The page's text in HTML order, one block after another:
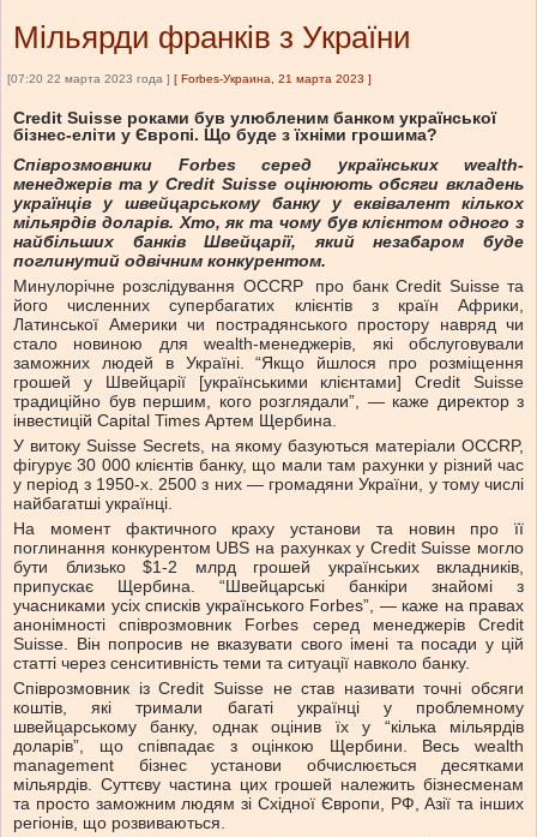
Мільярди франків з України
[07:20 22 марта 2023 года ] [ Forbes-Украина, 21 марта 2023 ]
Credit Suisse роками був улюбленим банком української
бізнес-еліти у Європі. Що буде з їхніми грошима?
Співрозмовники Forbes серед українських wealth-
менеджерів та у Credit Suisse оцінюють обсяги вкладень
українців у швейцарському банку у еквівалент кількох
мільярдів доларів. Хто, як та чому був клієнтом одного з
найбільших банків Швейцарії, який незабаром буде
поглинутий одвічним конкурентом.
Минулорічне розслідування OСCRP
про банк Credit Suisse та
його численних супербагатих клієнтів з країн Африки,
Латинської Америки чи пострадянського простору навряд чи
стало новиною для wealth-менеджерів, які обслуговували
заможних людей в Україні. “Якщо йшлося про розміщення
грошей у Швейцарії [українськими клієнтами] Credit Suisse
традиційно був першим, кого розглядали”, — каже директор з
інвестицій Capital Times Артем Щербина.
У витоку Suisse Secrets, на якому базуються матеріали OСCRP,
фігурує 30 000 клієнтів банку, що мали там рахунки у різний час
у період з 1950-х. 2500 з них — громадяни України, у тому числі
найбагатші українці.
На момент фактичного краху установи та новин про її
поглинання конкурентом UBS на рахунках у Credit Suisse могло
бути близько $1-2 млрд грошей українських вкладників,
припускає Щербина. “Швейцарські банкіри знайомі з
учасниками усіх списків українського Forbes”, — каже на правах
анонімності співрозмовник Forbes серед менеджерів Credit
Suisse. Він попросив не вказувати свого імені та посади у цій
статті через сенситивність теми та ситуації навколо банку.
Співрозмовник із Credit Suisse не став називати точні обсяги
коштів, які тримали багаті українці у проблемному
швейцарському банку, однак оцінив їх у “кілька мільярдів
доларів”, що співпадає з оцінкою Щербини. Весь wealth
management бізнес установи обчислюється десятками
мільярдів. Суттєву частина цих грошей належить бізнесменам
та просто заможним людям зі Східної Європи, РФ, Азії та інших
регіонів, що розвиваються.